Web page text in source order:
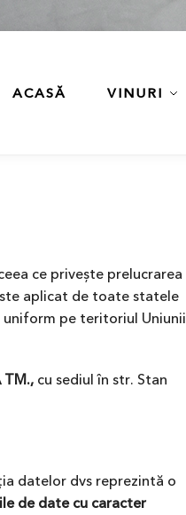
ACASĂ VINURI
ce privește prelucrarea
aplicat de toate statele
uniform pe teritoriul Uniunii
TM., cu sediul în str. Stan
datelor dvs reprezintă o
de date cu caracter